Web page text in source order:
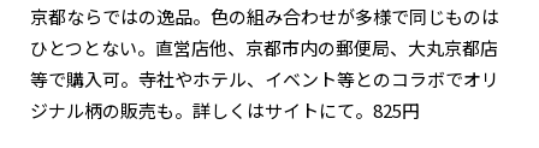
京都ならではの逸品。色の組み合わせが多様で同じものは
ひとつとない。直営店他、京都市内の郵便局、大丸京都店
等で購入可。寺社やホテル、イベント等とのコラボでオリ
ジナル柄の販売も。詳しくはサイトにて。825円